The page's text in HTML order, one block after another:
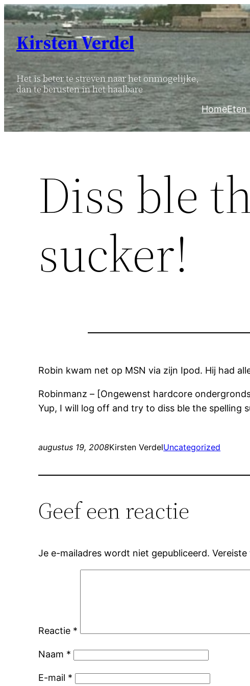
Ga
naar
inhoud
Kirsten Verdel
Het is beter te streven naar het onmogelijke,
dan te berusten in het haalbare
HomeEten
Diss ble
sucker!
Robin kwam net op MSN via zijn Ipod. Hij had
Robinmanz – [Ongewenst hardcore
Yup, I will log off and try to diss ble the spelling
augustus 19, 2008Kirsten VerdelUncategorized
Geef een reactie
Je e-mailadres wordt niet gepubliceerd.
Reactie *
Naam *
E-mail *